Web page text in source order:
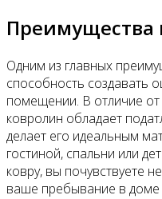
Преимущества
Одним из главных
способность создавать
помещении. В отличие
ковролин обладает
делает его идеальным
гостиной, спальни или
ковру, вы почувствуете
ваше пребывание в